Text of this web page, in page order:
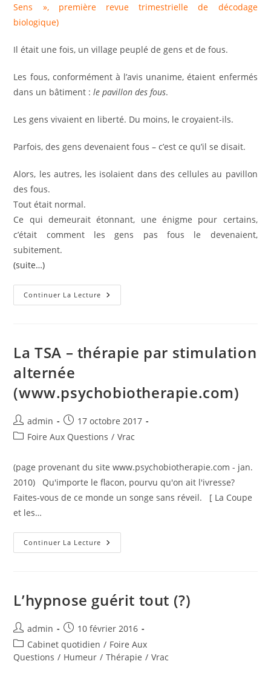
Sens », première revue trimestrielle de décodage
biologique)
Il était une fois, un village peuplé de gens et de fous.
Les fous, conformément à l’avis unanime, étaient enfermés
dans un bâtiment :le pavillon des fous.
Les gens vivaient en liberté. Du moins, le croyaient-ils.
Parfois, des gens devenaient fous – c’est ce qu’il se disait.
Alors, les autres, les isolaient dans des cellules au pavillon
des fous.
Tout était normal.
Ce qui demeurait étonnant, une énigme pour certains,
c’était comment les gens pas fous le devenaient,
subitement.
(suite…)
Continuer La Lecture Le
Pavillon
Métaphorique
La TSA – thérapie par stimulation
alternée
(www.psychobiotherapie.com)
Auteur/autrice
de
admin
Publication
publiée :
17 octobre 2017
PostFoire Aux Questions / Vrac
(page provenant du site www.psychobiotherapie.com - jan.
2010) Qu'importe le flacon, pourvu qu'on ait l'ivresse?
Faites-vous de ce monde un songe sans réveil. [ La Coupe
et les…
Continuer La Lecture La
TSA
Alternée
(www.psychobiotherapie.com)
L’hypnose guérit tout (?)
Auteur/autrice
de
la
admin
Publication
publiée :
10 février 2016
Post
category:
Cabinet quotidien / Foire Aux
Questions / Humeur / Thérapie / Vrac